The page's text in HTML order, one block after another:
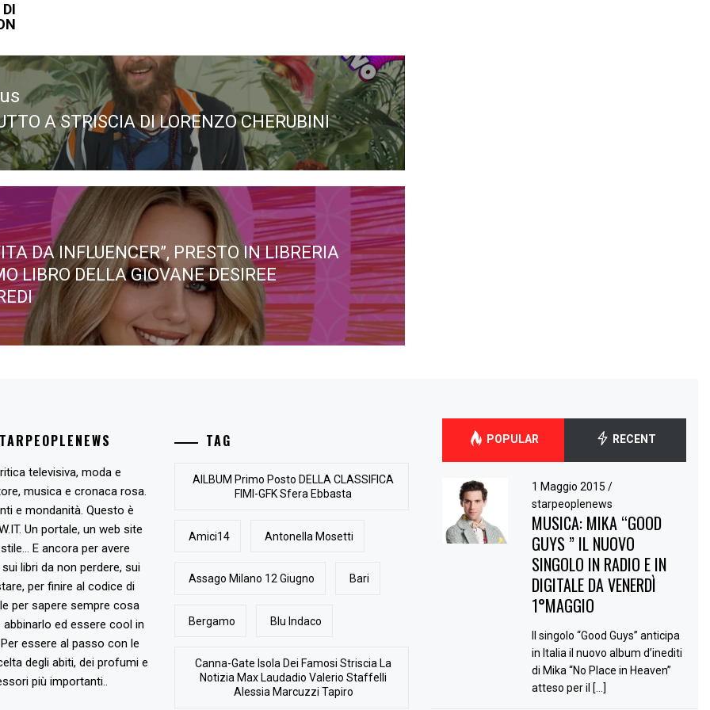
A STRISCIA DI LORENZO CHERUBINI
DA INFLUENCER”, PRESTO IN LIBRERIA
LIBRO DELLA GIOVANE DESIREE
televisiva, moda e
musica e cronaca rosa.
e mondanità. Questo è
Un portale, un web site
E ancora per avere
libri da non perdere, sui
per finire al codice di
per sapere sempre cosa
ed essere cool in
essere al passo con le
degli abiti, dei profumi e
più importanti..
TAG
AlLBUM Primo Posto DELLA CLASSIFICA
FIMI-GFK Sfera Ebbasta
Amici14 Antonella Mosetti
Assago Milano 12 Giugno Bari
Bergamo Blu Indaco
Canna-Gate Isola Dei Famosi Striscia La
Notizia Max Laudadio Valerio Staffelli
Alessia Marcuzzi Tapiro
POPULAR RECENT
1 Maggio 2015 /
starpeoplenews
MUSICA: MIKA “GOOD
GUYS ” IL NUOVO
SINGOLO IN RADIO E IN
DIGITALE DA VENERDÌ
1°MAGGIO
Il singolo “Good Guys” anticipa
in Italia il nuovo album d’inediti
di Mika “No Place in Heaven”
atteso per il […]